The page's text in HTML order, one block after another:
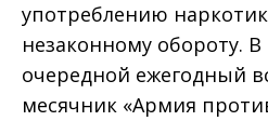
употреблению
незаконному обороту.
очередной ежегодный
месячник «Армия